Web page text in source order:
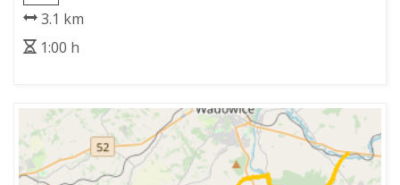
3.1 km
1:00 h